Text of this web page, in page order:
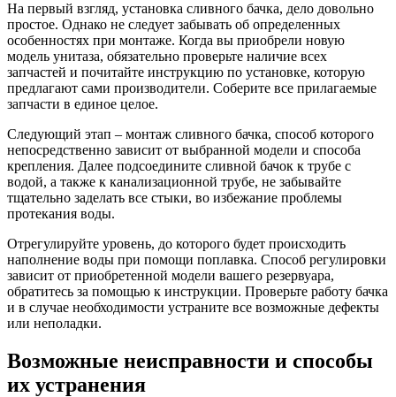
На первый взгляд, установка сливного бачка, дело довольно
простое. Однако не следует забывать об определенных
особенностях при монтаже. Когда вы приобрели новую
модель унитаза, обязательно проверьте наличие всех
запчастей и почитайте инструкцию по установке, которую
предлагают сами производители. Соберите все прилагаемые
запчасти в единое целое.
Следующий этап – монтаж сливного бачка, способ которого
непосредственно зависит от выбранной модели и способа
крепления. Далее подсоедините сливной бачок к трубе с
водой, а также к канализационной трубе, не забывайте
тщательно заделать все стыки, во избежание проблемы
протекания воды.
Отрегулируйте уровень, до которого будет происходить
наполнение воды при помощи поплавка. Способ регулировки
зависит от приобретенной модели вашего резервуара,
обратитесь за помощью к инструкции. Проверьте работу бачка
и в случае необходимости устраните все возможные дефекты
или неполадки.
Возможные неисправности и способы
их устранения